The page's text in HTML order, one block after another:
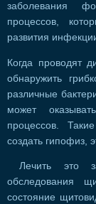
заболевания
процессов,
развития
Когда проводят
обнаружить
различные
может
процессов.
создать гипофиз,
Лечить это
обследования
состояние